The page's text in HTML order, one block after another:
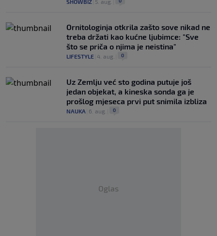
Ornitologinja otkrila zašto sove nikad ne
treba držati kao kućne ljubimce: "Sve
što se priča o njima je neistina"
LIFESTYLE 4. aug. 0
Uz Zemlju već sto godina putuje još
jedan objekat, a kineska sonda ga je
prošlog mjeseca prvi put snimila izbliza
NAUKA 6. aug. 0
Oglas